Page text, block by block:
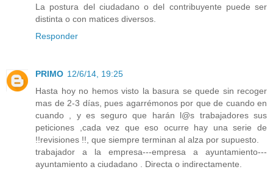
La postura del ciudadano o del contribuyente puede ser
distinta o con matices diversos.
Responder
PRIMO 12/6/14, 19:25
Hasta hoy no hemos visto la basura se quede sin recoger
mas de 2-3 días, pues agarrémonos por que de cuando en
cuando , y es seguro que harán l@s trabajadores sus
peticiones ,cada vez que eso ocurre hay una serie de
!!revisiones !!, que siempre terminan al alza por supuesto.
trabajador a la empresa---empresa a ayuntamiento---
ayuntamiento a ciudadano . Directa o indirectamente.